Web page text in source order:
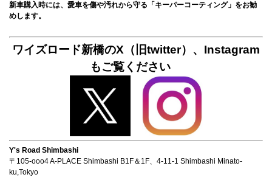
新車購入時には、愛車を傷や汚れから守る「キーパーコーティング」をお勧
めします。
ワイズロード新橋のX（旧twitter）、Instagram
もご覧ください
Y's Road Shimbashi
〒105-ooo4 A-PLACE Shimbashi B1F＆1F、4-11-1 Shimbashi Minato-
ku,Tokyo